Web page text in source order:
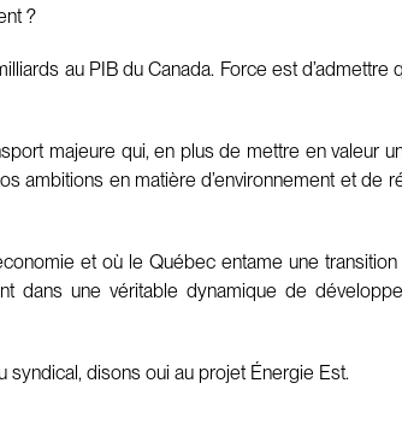
?
au PIB du Canada. Force est d’admettre
majeure qui, en plus de mettre en valeur
ambitions en matière d’environnement et de
et où le Québec entame une
dans une véritable dynamique de
disons oui au projet Énergie Est.